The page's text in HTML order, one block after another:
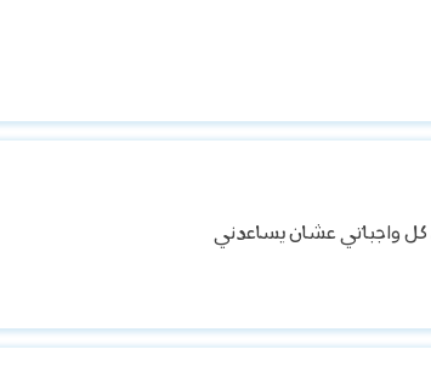
كل واجباتي عشان يساعدني